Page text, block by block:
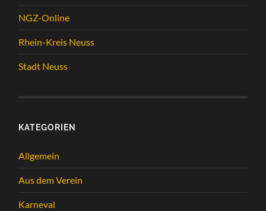
NGZ-Online
Rhein-Kreis Neuss
Stadt Neuss
KATEGORIEN
Allgemein
Aus dem Verein
Karneval